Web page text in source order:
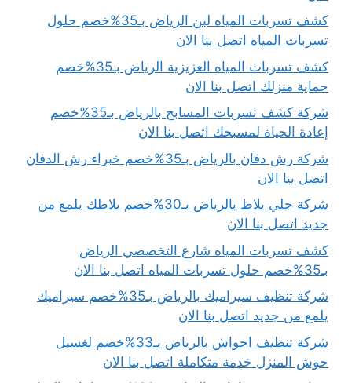
كشف تسربات المياه لبن الرياض بـ35%خصم حلول
تسربات المياه اتصل بنا الان
كشف تسربات المياه العزيزية الرياض بـ35%خصم
حماية منزلك اتصل بنا الان
شركة كشف تسربات المسابح بالرياض بـ35%خصم
إعادة الحياة لمسبحك اتصل بنا الان
شركة رش دفان بالرياض بـ35%خصم خبراء رش الدفان
اتصل بنا الان
شركة جلي بلاط بالرياض بـ30%خصم بلاطك يلمع من
جديد اتصل بنا الان
كشف تسربات المياه شارع التخصصي الرياض
بـ35%خصم حلول تسربات المياه اتصل بنا الان
شركة تنظيف سيراميك بالرياض بـ35%خصم سيراميك
يلمع من جديد اتصل بنا الان
شركة تنظيف احواش بالرياض بـ33%خصم لغسيل
حوش المنزل خدمة متكاملة اتصل بنا الان